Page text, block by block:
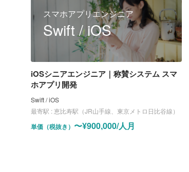
スマホアプリエンジニア
Swift / iOS
iOSシニアエンジニア｜称賛システム スマ
ホアプリ開発
Swift / iOS
最寄駅 :恵比寿駅（JR山手線、東京メトロ日比谷線）
単価（税抜き） 〜¥900,000/人月